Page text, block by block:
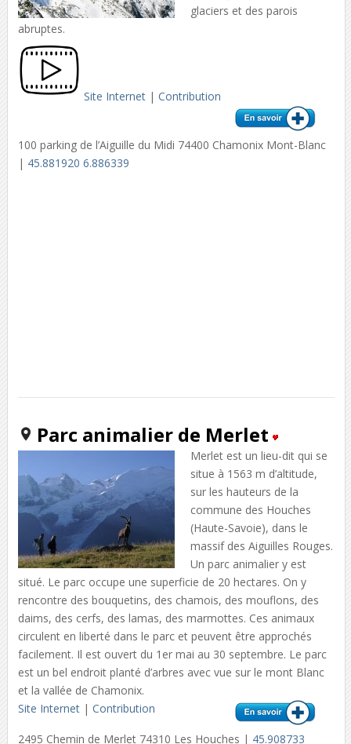
glaciers et des parois
abruptes.
Site Internet| Contribution
100 parking de l’Aiguille du Midi 74400 Chamonix Mont-Blanc
| 45.881920 6.886339
Parc animalier de Merlet
Merlet est un lieu-dit qui se
situe à 1563 m d’altitude,
sur les hauteurs de la
commune des Houches
(Haute-Savoie), dans le
massif des Aiguilles Rouges.
Un parc animalier y est
situé. Le parc occupe une superficie de 20 hectares. On y
rencontre des bouquetins, des chamois, des mouflons, des
daims, des cerfs, des lamas, des marmottes. Ces animaux
circulent en liberté dans le parc et peuvent être approchés
facilement. Il est ouvert du 1er mai au 30 septembre. Le parc
est un bel endroit planté d’arbres avec vue sur le mont Blanc
et la vallée de Chamonix.
Site Internet| Contribution
2495 Chemin de Merlet 74310 Les Houches | 45.908733